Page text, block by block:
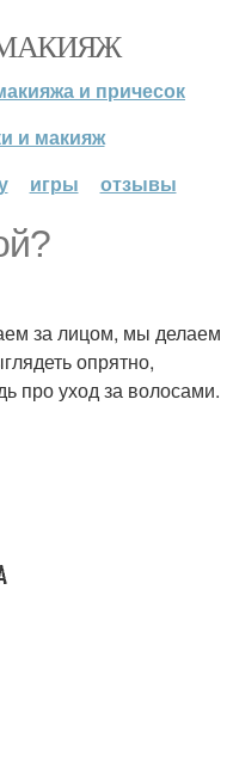
и причесок
и макияж
игры отзывы
за лицом, мы делаем
опрятно,
про уход за волосами.